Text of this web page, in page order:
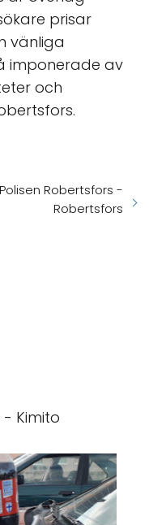
prisar
vänliga
imponerade av
och
Polisen Robertsfors -
Robertsfors
- Kimito